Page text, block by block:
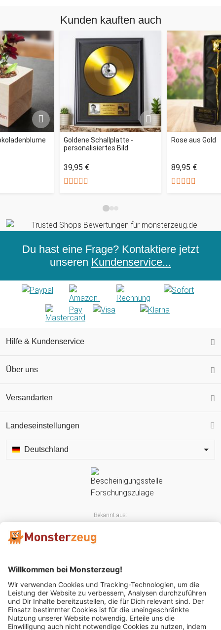
Kunden kauften auch
Goldene Schallplatte -
personalisiertes Bild
39,95 €
Rose aus Gold
89,95 €
Du hast eine Frage? Kontaktiere jetzt
unseren Kundenservice...
Hilfe & Kundenservice
Über uns
Versandarten
Landeseinstellungen
Deutschland
Bekannt aus:
Mitglied im: